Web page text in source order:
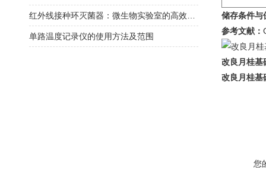
储存条件与
参考文献：
改良月桂基
改良月桂基
您
单路温度记录仪的使用方法及范围